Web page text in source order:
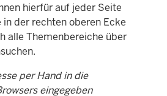
hierfür auf jeder Seite
in der rechten oberen Ecke
alle Themenbereiche über
per Hand in die
eingegeben